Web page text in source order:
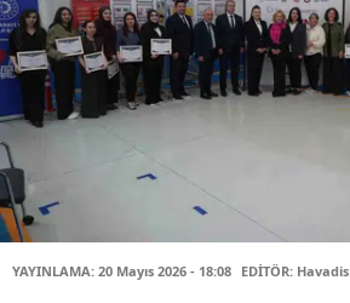
YAYINLAMA: 20 Mayıs 2026 - 18:08 EDİTÖR: Havadis